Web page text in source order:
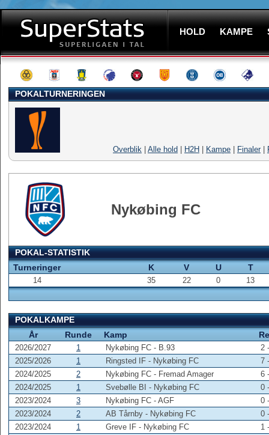
HOLD KAMPE
POKALTURNERINGEN
Overblik Alle hold H2H Kampe Finaler
Nykøbing FC
POKAL-STATISTIK
Turneringer
K V U T
14 35 22 0 13
POKALKAMPE
År
Runde Kamp
2026/2027 1 Nykøbing FC - B.93
2
2025/2026
1 Ringsted IF - Nykøbing FC
7
2024/2025
2 Nykøbing FC - Fremad Amager
6
2024/2025
1 Svebølle BI - Nykøbing FC
0
2023/2024
3 Nykøbing FC - AGF
0
2023/2024
2 AB Tårnby - Nykøbing FC
0
2023/2024
1 Greve IF - Nykøbing FC
1